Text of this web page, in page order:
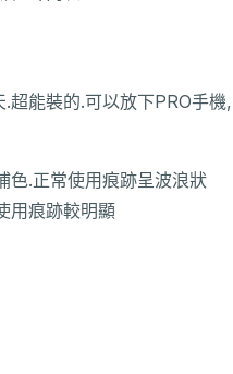
超能裝的.可以放下PRO手機,
色.正常使用痕跡呈波浪狀
用痕跡較明顯